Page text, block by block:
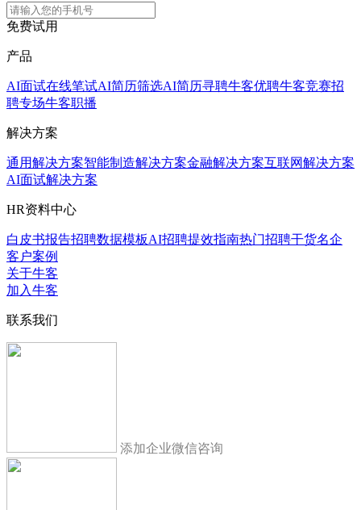
免费试用
产品
AI面试在线笔试AI简历筛选AI简历寻聘牛客优聘牛客竞赛招
聘专场牛客职播
解决方案
通用解决方案智能制造解决方案金融解决方案互联网解决方案
AI面试解决方案
HR资料中心
白皮书报告招聘数据模板AI招聘提效指南热门招聘干货名企
客户案例
关于牛客
加入牛客
联系我们
添加企业微信咨询